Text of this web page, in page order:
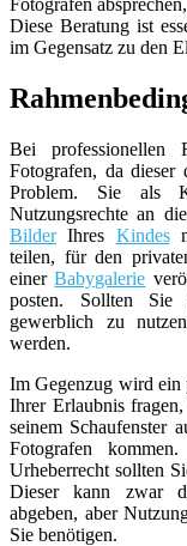
Fotografen
Diese Beratung ist
im Gegensatz zu den
Bei professionellen
Fotografen, da
Problem. Sie als
Nutzungsrechte an
BilderIhres Kindes
teilen, für den
einerBabygalerie
posten. Sollten Sie
gewerblich zu
werden.
Im Gegenzug wird
Ihrer Erlaubnis
seinem Schaufenster
Fotografen
Urheberrecht sollten
Dieser kann zwar
abgeben, aber
Sie benötigen.